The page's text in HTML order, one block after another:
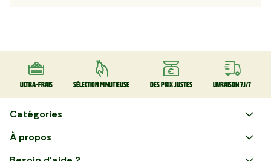
Ultra-frais Sélection minutieuse Des prix justes Livraison 7J/7
Catégories
Faire ses courses en ligne
À propos